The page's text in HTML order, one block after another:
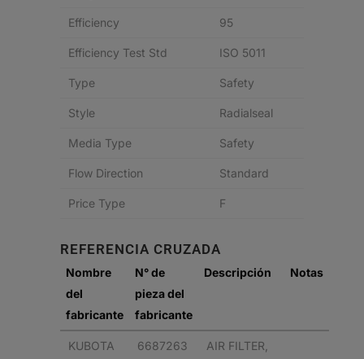
Efficiency 95
Efficiency Test Std ISO 5011
Type Safety
Style Radialseal
Media Type Safety
Flow Direction Standard
Price Type F
REFERENCIA CRUZADA
Nombre
del
fabricante
N° de
pieza del
fabricante
Descripción Notas
KUBOTA 6687263
AIR FILTER,